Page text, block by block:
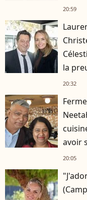
20:59
la
20:32
avoir
20:05